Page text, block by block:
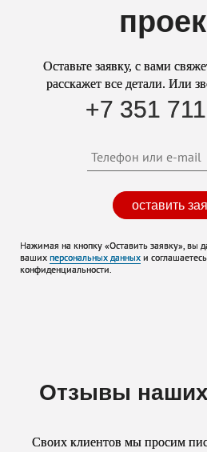
Оставьте заявку, с вами
расскажет все детали. Или
+7 351
оставить
Нажимая на кнопку «Оставить заявку», вы
ваших персональных данных и
конфиденциальности.
Отзывы наших
Своих клиентов мы просим